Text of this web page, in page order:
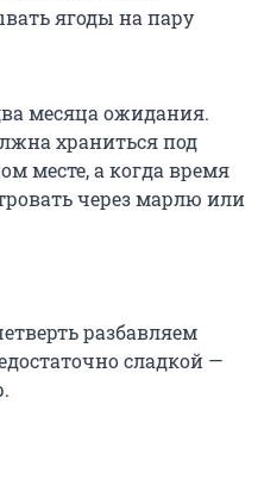
ягоды на пару
месяца ожидания.
храниться под
месте, а когда время
через марлю или
разбавляем
сладкой —